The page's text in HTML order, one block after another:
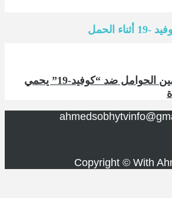
الحمل
دراسة أمريكية: تحصين الحوامل ضد “كوفيد-19” يحمي
Copyright © With